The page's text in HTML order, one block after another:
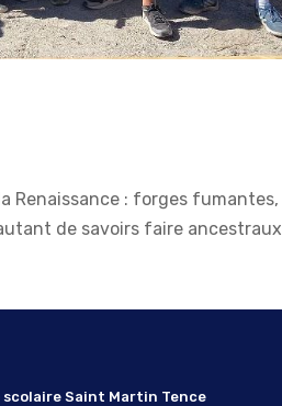
Renaissance : forges fumantes,
de savoirs faire ancestraux
scolaire Saint Martin Tence